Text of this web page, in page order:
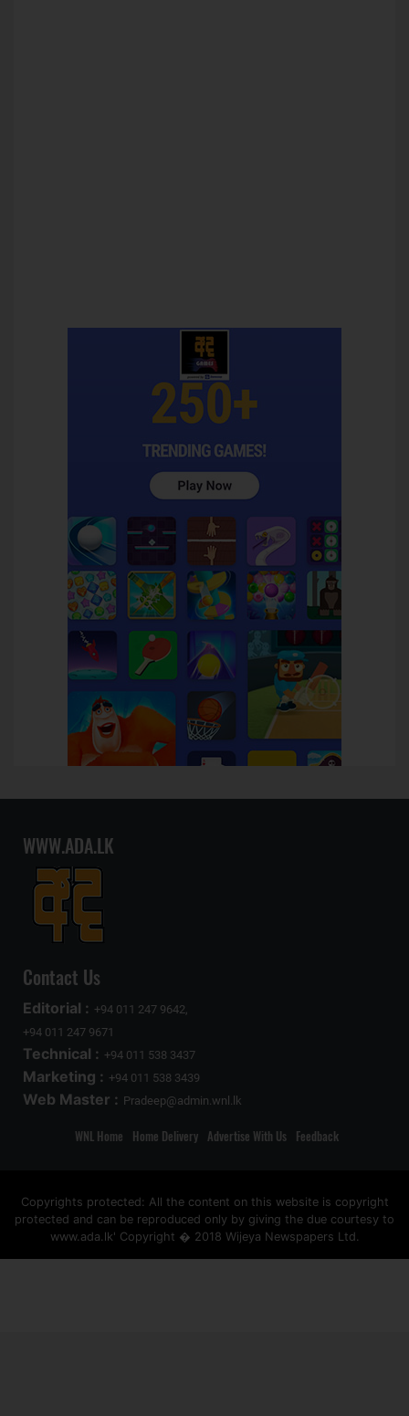
WWW.ADA.LK
Contact Us
Editorial : +94 011 247 9642,
+94 011 247 9671
Technical : +94 011 538 3437
Marketing : +94 011 538 3439
Web Master : Pradeep@admin.wnl.lk
WNL Home Home Delivery Advertise With Us Feedback
Copyrights protected: All the content on this website is copyright
protected and can be reproduced only by giving the due courtesy to
www.ada.lk' Copyright � 2018 Wijeya Newspapers Ltd.